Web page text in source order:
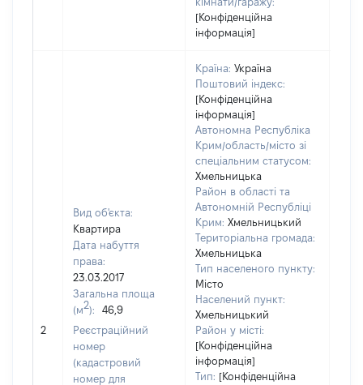
[Конфіденційна
інформація]
2
Вид об'єкта:
Квартира
Дата набуття
права:
23.03.2017
Загальна площа
(м2):
46,9
Реєстраційний
номер
(кадастровий
номер для
Країна: Україна
Поштовий індекс:
[Конфіденційна
інформація]
Автономна Республіка
Крим/область/місто зі
спеціальним статусом:
Хмельницька
Район в області та
Автономній Республіці
Крим: Хмельницький
Територіальна громада:
Хмельницька
Тип населеного пункту:
Місто
Населений пункт:
Хмельницький
Район у місті:
[Конфіденційна
інформація]
Тип: [Конфіденційна